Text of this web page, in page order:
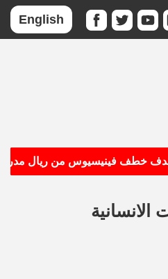
English
خطف فينيسيوس من ريال مدريد